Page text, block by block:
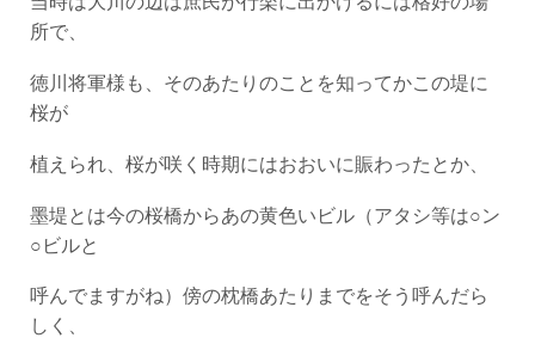
所で、
徳川将軍様も、そのあたりのことを知ってかこの堤に
桜が
植えられ、桜が咲く時期にはおおいに賑わったとか、
墨堤とは今の桜橋からあの黄色いビル（アタシ等は○ン
○ビルと
呼んでますがね）傍の枕橋あたりまでをそう呼んだら
しく、